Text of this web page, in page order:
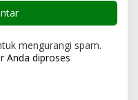
mengurangi spam.
Anda diproses